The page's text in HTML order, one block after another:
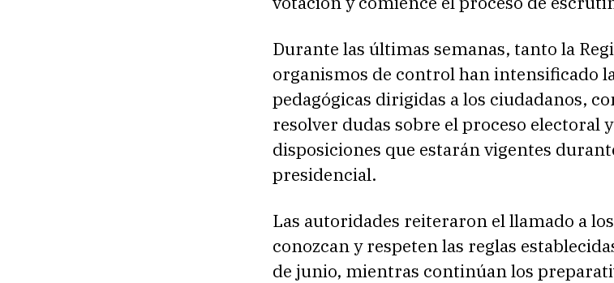
Durante las últimas semanas, tanto la
organismos de control han intensificado
pedagógicas dirigidas a los ciudadanos,
resolver dudas sobre el proceso electoral
disposiciones que estarán vigentes
presidencial.
Las autoridades reiteraron el llamado a
conozcan y respeten las reglas
de junio, mientras continúan los